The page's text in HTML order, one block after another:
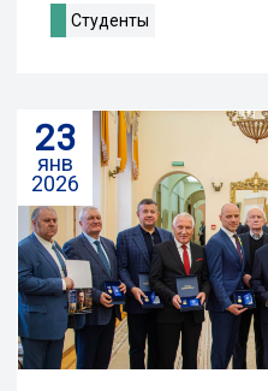
Студенты
23
янв
2026